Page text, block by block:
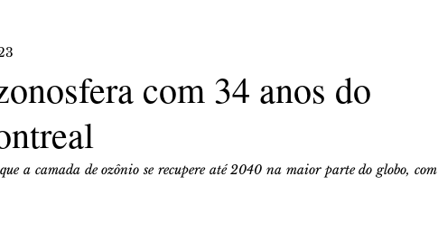
da Terra
com 34 anos do
a camada de ozônio se recupere até 2040 na maior parte do globo, com